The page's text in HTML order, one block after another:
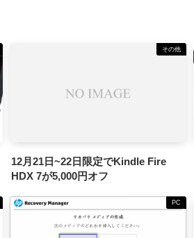
その他
12月21日~22日限定でKindle Fire
HDX 7が5,000円オフ
PC